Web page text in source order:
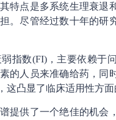
特点是多系统生理衰退
。尽管经过数十年的研
指数(FI)，主要依赖于
的人员来准确给药，同
凸显了临床适用性方面
提供了一个绝佳的机会